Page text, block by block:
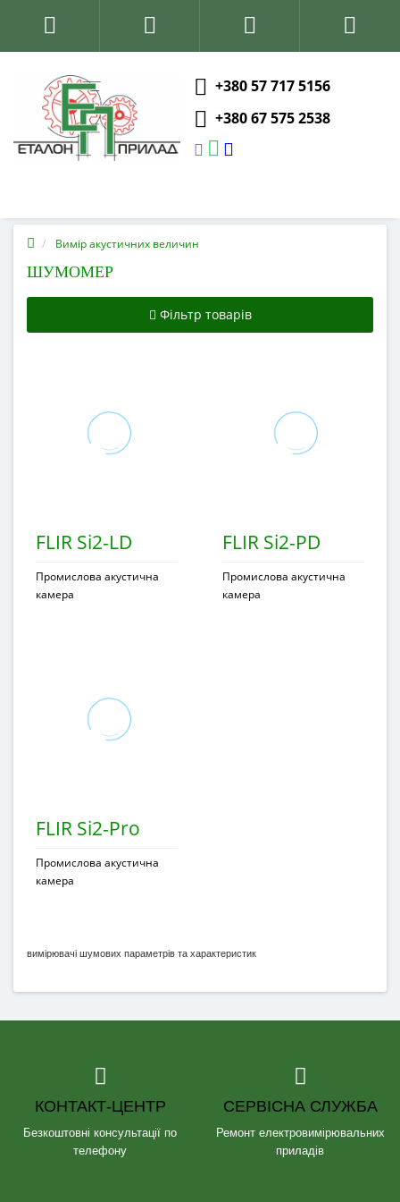
+380 57 717 5156
+380 67 575 2538
Вимір акустичних величин
ШУМОМЕР
Фільтр товарів
FLIR Si2-LD
Промислова акустична
камера
FLIR Si2-PD
Промислова акустична
камера
FLIR Si2-Pro
Промислова акустична
камера
вимірювачі шумових параметрів та характеристик
КОНТАКТ-ЦЕНТР
Безкоштовні консультації по
телефону
СЕРВІСНА СЛУЖБА
Ремонт електровимірювальних
приладів